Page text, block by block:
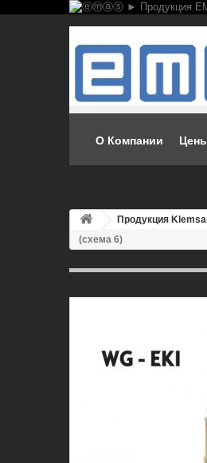
О Компании
Продукция
(схема 6)